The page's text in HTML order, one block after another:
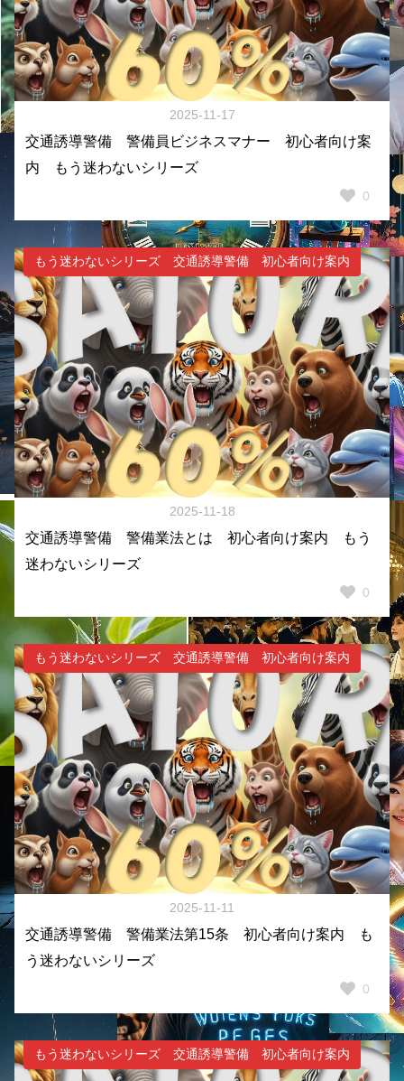
2025-11-17
交通誘導警備 警備員ビジネスマナー 初心者向け案
内 もう迷わないシリーズ
0
もう迷わないシリーズ 交通誘導警備 初心者向け案内
2025-11-18
交通誘導警備 警備業法とは 初心者向け案内 もう
迷わないシリーズ
0
もう迷わないシリーズ 交通誘導警備 初心者向け案内
2025-11-11
交通誘導警備 警備業法第15条 初心者向け案内 も
う迷わないシリーズ
0
もう迷わないシリーズ 交通誘導警備 初心者向け案内